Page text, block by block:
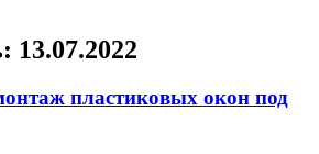
13.07.2022
пластиковых окон под